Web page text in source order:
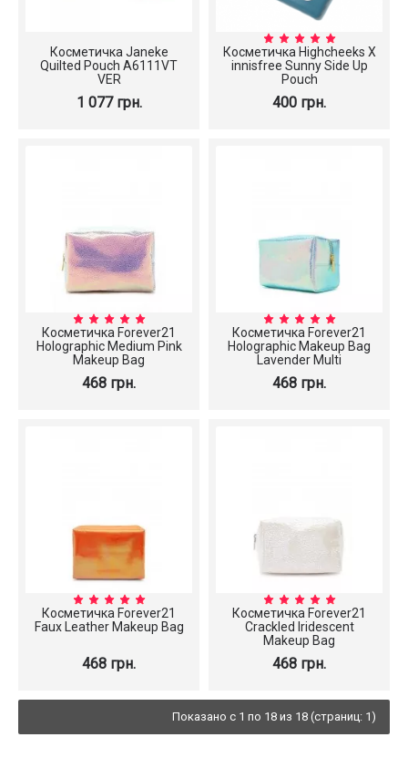
Косметичка Janeke
Quilted Pouch A6111VT
VER
1 077 грн.
Косметичка Highcheeks X
innisfree Sunny Side Up
Pouch
400 грн.
Косметичка Forever21
Holographic Medium Pink
Makeup Bag
468 грн.
Косметичка Forever21
Holographic Makeup Bag
Lavender Multi
468 грн.
Косметичка Forever21
Faux Leather Makeup Bag
468 грн.
Косметичка Forever21
Crackled Iridescent
Makeup Bag
468 грн.
Показано с 1 по 18 из 18 (страниц: 1)